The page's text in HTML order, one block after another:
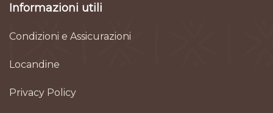
Informazioni utili
Condizioni e Assicurazioni
Locandine
Privacy Policy